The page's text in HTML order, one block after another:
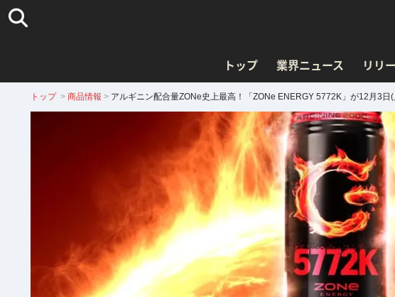
トップ 業界ニュース リリ
トップ > 商品情報 > アルギニン配合量ZONe史上最高！「ZONe ENERGY 5772K」が12月3日